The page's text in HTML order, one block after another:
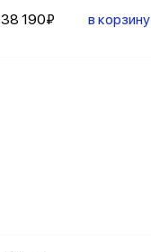
38 190₽ в корзину